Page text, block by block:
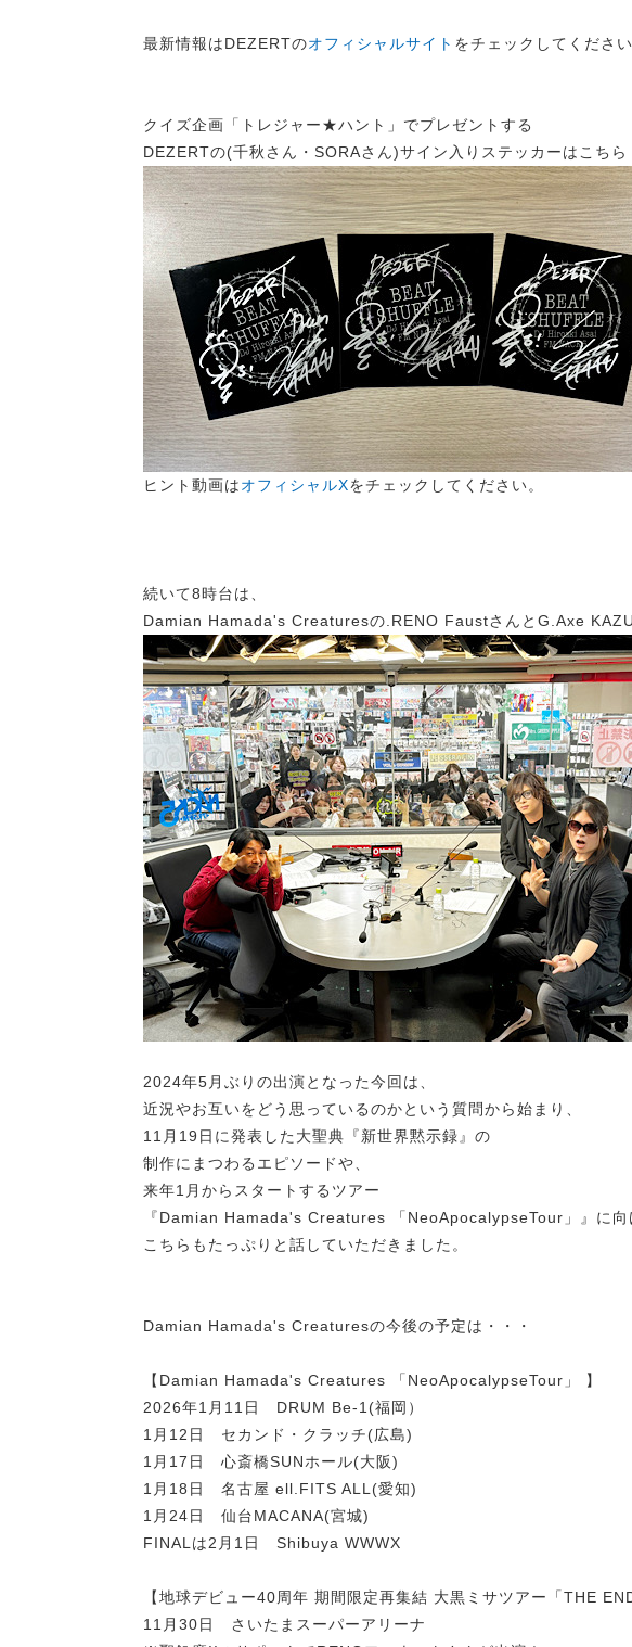
最新情報はDEZERTのオフィシャルサイト をチェックしてください
クイズ企画「トレジャー★ハント」でプレゼントする
DEZERTの(千秋さん・SORAさん)サイン入りステッカーはこちら
ヒント動画はオフィシャルXをチェックしてください。
続いて8時台は、
Damian Hamada's Creaturesの.RENO FaustさんとG.Axe
2024年5月ぶりの出演となった今回は、
近況やお互いをどう思っているのかという質問から始まり、
11月19日に発表した大聖典『新世界黙示録』の
制作にまつわるエピソードや、
来年1月からスタートするツアー
『Damian Hamada's Creatures 「NeoApocalypseTour」』に向
こちらもたっぷりと話していただきました。
Damian Hamada's Creaturesの今後の予定は・・・
【Damian Hamada's Creatures 「NeoApocalypseTour」 】
2026年1月11日 DRUM Be-1(福岡）
1月12日 セカンド・クラッチ(広島)
1月17日 心斎橋SUNホール(大阪)
1月18日 名古屋 ell.FITS ALL(愛知)
1月24日 仙台MACANA(宮城)
FINALは2月1日 Shibuya WWWX
【地球デビュー40周年 期間限定再集結 大黒ミサツアー「THE
11月30日 さいたまスーパーアリーナ